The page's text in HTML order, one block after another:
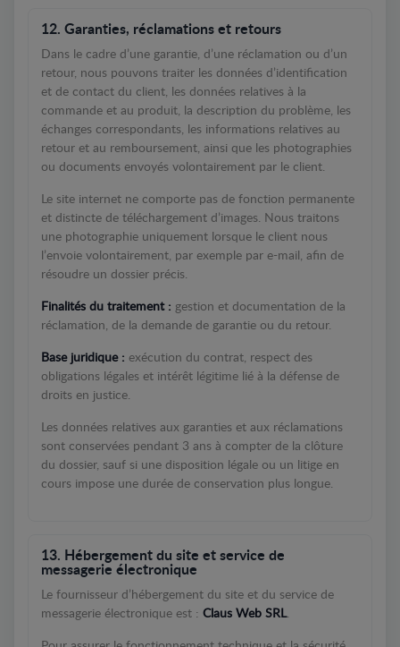
12. Garanties, réclamations et retours
Dans le cadre d’une garantie, d’une réclamation ou d’un
retour, nous pouvons traiter les données d’identification
et de contact du client, les données relatives à la
commande et au produit, la description du problème, les
échanges correspondants, les informations relatives au
retour et au remboursement, ainsi que les photographies
ou documents envoyés volontairement par le client.
Le site internet ne comporte pas de fonction permanente
et distincte de téléchargement d’images. Nous traitons
une photographie uniquement lorsque le client nous
l’envoie volontairement, par exemple par e-mail, afin de
résoudre un dossier précis.
Finalités du traitement : gestion et documentation de la
réclamation, de la demande de garantie ou du retour.
Base juridique : exécution du contrat, respect des
obligations légales et intérêt légitime lié à la défense de
droits en justice.
Les données relatives aux garanties et aux réclamations
sont conservées pendant 3 ans à compter de la clôture
du dossier, sauf si une disposition légale ou un litige en
cours impose une durée de conservation plus longue.
13. Hébergement du site et service de
messagerie électronique
Le fournisseur d’hébergement du site et du service de
messagerie électronique est : Claus Web SRL.